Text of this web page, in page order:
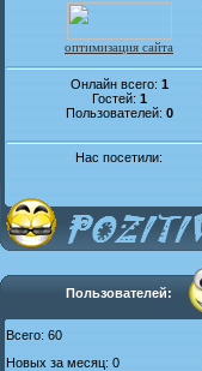
оптимизация сайта
Онлайн всего: 1
Гостей: 1
Пользователей: 0
Нас посетили:
Пользователей:
Всего: 60
Новых за месяц: 0